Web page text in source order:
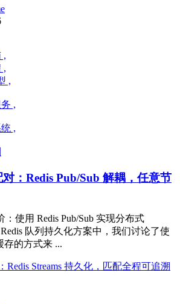
,
,
,
,
,
：Redis Pub/Sub 解耦，任意节
使用 Redis Pub/Sub 实现分布式
队列持久化方案中，我们讨论了使
存的方式来 ...